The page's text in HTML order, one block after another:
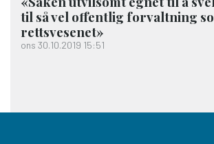
til så vel offentlig forvaltning
rettsvesenet»
ons 30.10.2019 15:51